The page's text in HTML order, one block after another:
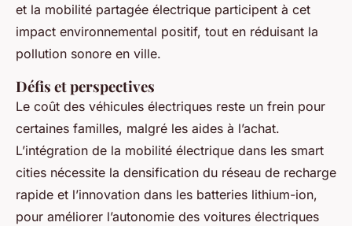
et la mobilité partagée électrique participent à cet
impact environnemental positif, tout en réduisant la
pollution sonore en ville.
Défis et perspectives
Le coût des véhicules électriques reste un frein pour
certaines familles, malgré les aides à l’achat.
L’intégration de la mobilité électrique dans les smart
cities nécessite la densification du réseau de recharge
rapide et l’innovation dans les batteries lithium-ion,
pour améliorer l’autonomie des voitures électriques